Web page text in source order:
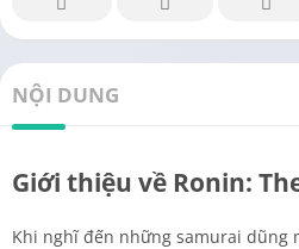
NỘI DUNG
Giới thiệu về Ronin:
Khi nghĩ đến những samurai dũng